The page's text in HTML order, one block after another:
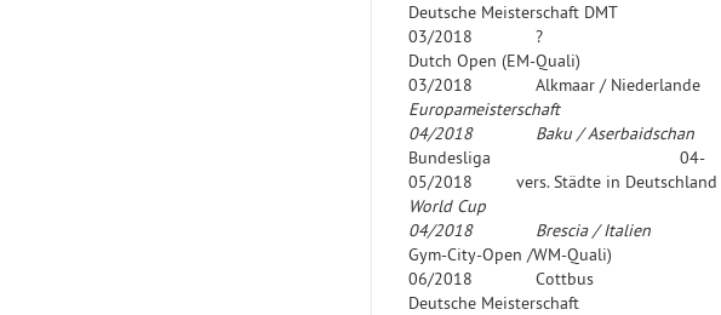
Deutsche Meisterschaft DMT
03/2018 ?
Dutch Open (EM-Quali)
03/2018 Alkmaar / Niederlande
Europameisterschaft
04/2018Baku / Aserbaidschan
Bundesliga 04-
05/2018 vers. Städte in Deutschland
World Cup
04/2018 Brescia / Italien
Gym-City-Open /WM-Quali)
06/2018 Cottbus
Deutsche Meisterschaft